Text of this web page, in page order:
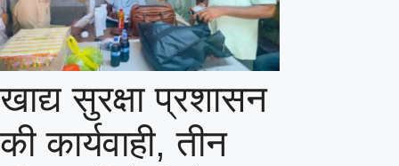
खाद्य सुरक्षा प्रशासन
की कार्यवाही, तीन